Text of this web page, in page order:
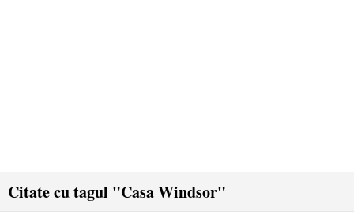
Citate cu tagul "Casa Windsor"